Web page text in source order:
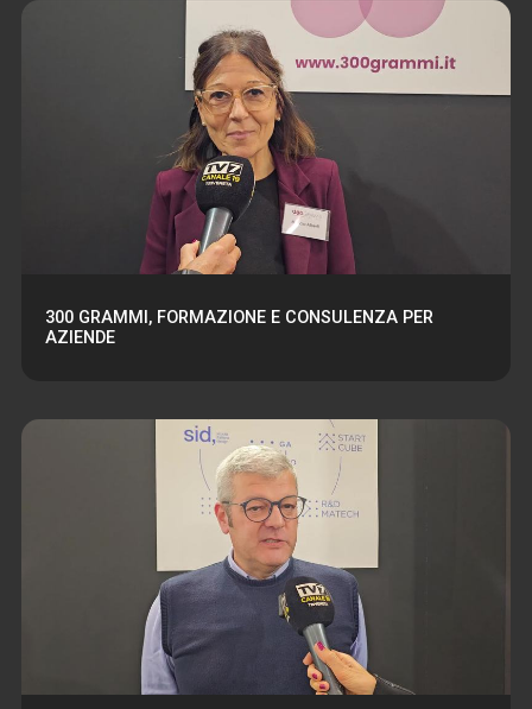
300 GRAMMI, FORMAZIONE E CONSULENZA PER
AZIENDE